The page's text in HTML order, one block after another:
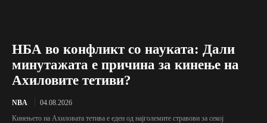
НБА во конфликт со науката: Дали
минутажата е причина за кинење на
Ахиловите тетиви?
NBA
04.08.2026
Кинењето на Ахиловата тетива е еден од најголемите стравови за секој